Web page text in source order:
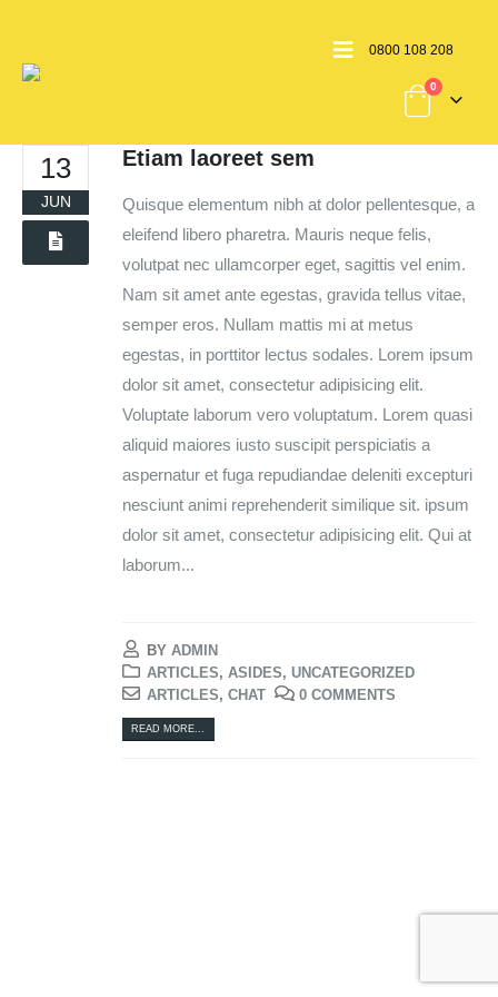
0800 108 208
0
13
JUN
Etiam laoreet sem
Quisque elementum nibh at dolor pellentesque, a
eleifend libero pharetra. Mauris neque felis,
volutpat nec ullamcorper eget, sagittis vel enim.
Nam sit amet ante egestas, gravida tellus vitae,
semper eros. Nullam mattis mi at metus
egestas, in porttitor lectus sodales. Lorem ipsum
dolor sit amet, consectetur adipisicing elit.
Voluptate laborum vero voluptatum. Lorem quasi
aliquid maiores iusto suscipit perspiciatis a
aspernatur et fuga repudiandae deleniti excepturi
nesciunt animi reprehenderit similique sit. ipsum
dolor sit amet, consectetur adipisicing elit. Qui at
laborum...
BY ADMIN
ARTICLES, ASIDES, UNCATEGORIZED
ARTICLES, CHAT 0 COMMENTS
READ MORE...